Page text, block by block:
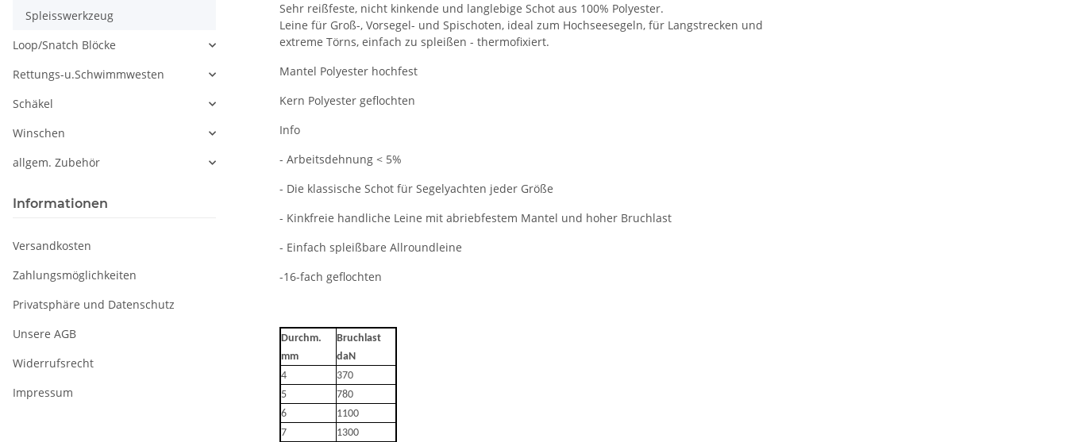
Sehr reißfeste, nicht kinkende und langlebige Schot aus 100% Polyester.
Leine für Groß-, Vorsegel- und Spischoten, ideal zum Hochseesegeln, für Langstrecken und
extreme Törns, einfach zu spleißen - thermofixiert.
Mantel Polyester hochfest
Kern Polyester geflochten
Info
- Arbeitsdehnung < 5%
- Die klassische Schot für Segelyachten jeder Größe
- Kinkfreie handliche Leine mit abriebfestem Mantel und hoher Bruchlast
- Einfach spleißbare Allroundleine
-16-fach geflochten
Durchm.
mm
Bruchlast
daN
4
370
5
780
6
1100
7
1300
Spleisswerkzeug
Loop/Snatch Blöcke
Rettungs-u.Schwimmwesten
Schäkel
Winschen
allgem. Zubehör
Informationen
Versandkosten
Zahlungsmöglichkeiten
Privatsphäre und Datenschutz
Unsere AGB
Widerrufsrecht
Impressum